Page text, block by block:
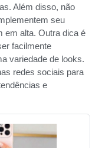
Além disso, não
seu
em alta. Outra dica é
facilmente
variedade de looks.
redes sociais para
e